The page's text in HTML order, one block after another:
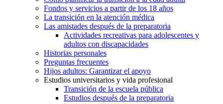
Fondos y servicios a partir de los 18 años
La transición en la atención médica
Las amistades después de la preparatoria
Actividades recreativas para adolescentes y
adultos con discapacidades
Historias personales
Preguntas frecuentes
Hijos adultos: Garantizar el apoyo
Estudios universitarios y vida profesional
Transición de la escuela pública
Estudios después de la preparatoria